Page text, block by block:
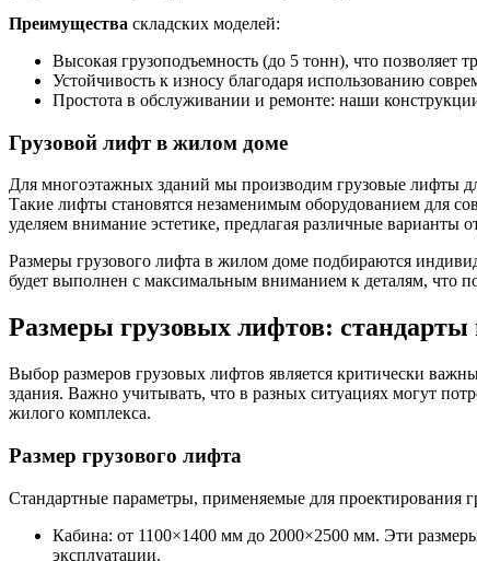
Преимущества складских моделей:
Высокая грузоподъемность (до 5 тонн), что позволяет
Устойчивость к износу благодаря использованию
Простота в обслуживании и ремонте: наши
Грузовой лифт в жилом доме
Для многоэтажных зданий мы производим грузовые лифты
Такие лифты становятся незаменимым оборудованием для
уделяем внимание эстетике, предлагая различные
Размеры грузового лифта в жилом доме подбираются
будет выполнен с максимальным вниманием к деталям, что
Размеры грузовых лифтов:
Выбор размеров грузовых лифтов является критически
здания. Важно учитывать, что в разных ситуациях могут
жилого комплекса.
Размер грузового лифта
Стандартные параметры, применяемые для проектирования
Кабина: от 1100×1400 мм до 2000×2500 мм. Эти
эксплуатации.